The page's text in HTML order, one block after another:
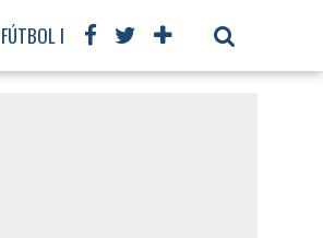
FÚTBOL INTERNACIONAL